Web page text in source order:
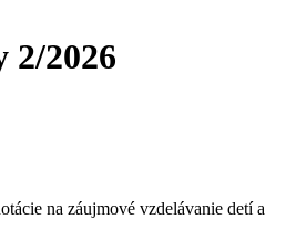
2/2026
na záujmové vzdelávanie detí a